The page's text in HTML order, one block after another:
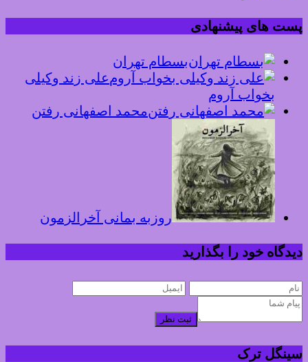
پست های پیشنهادی
بسطام تهران
علی زند وکیلی
بخواب آروم
محمد اصفهانی رفتن
روزبه بمانی آخرالزمون
دیدگاه خود را بگذارید
ثبت نظر
سینگل ترک